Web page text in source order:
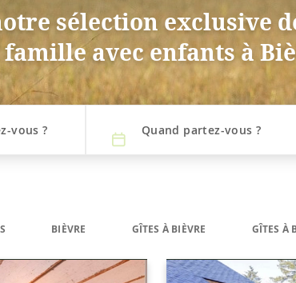
sélection exclusive
famille avec enfants à
vous ? Quand partez-vous ?
BIÈVRE GÎTES À BIÈVRE GÎTES À